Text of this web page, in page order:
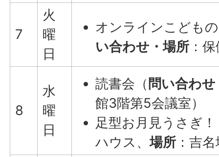
7
火
曜
日
オンラインこども
い合わせ・場所 ：
8
水
曜
日
読書会（ 問い合わせ
館3階第5会議室）
足型お月見うさぎ
ハウス、場所 ：吉